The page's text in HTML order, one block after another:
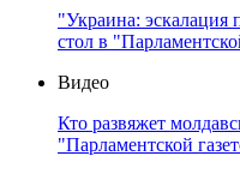
"Украина: эскалация
стол в
Видео
Кто развяжет
"Парламентской